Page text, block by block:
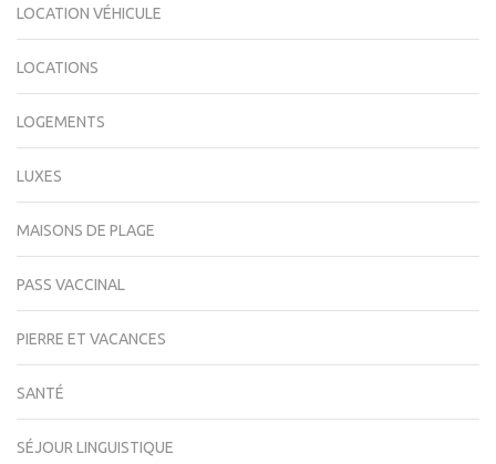
LOCATION VÉHICULE
LOCATIONS
LOGEMENTS
LUXES
MAISONS DE PLAGE
PASS VACCINAL
PIERRE ET VACANCES
SANTÉ
SÉJOUR LINGUISTIQUE